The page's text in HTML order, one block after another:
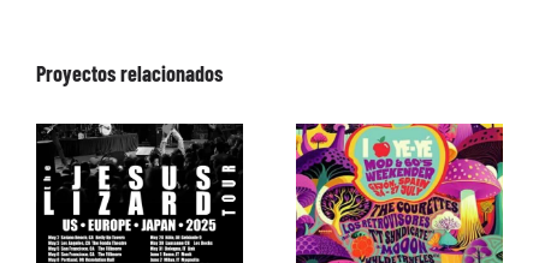
Proyectos relacionados